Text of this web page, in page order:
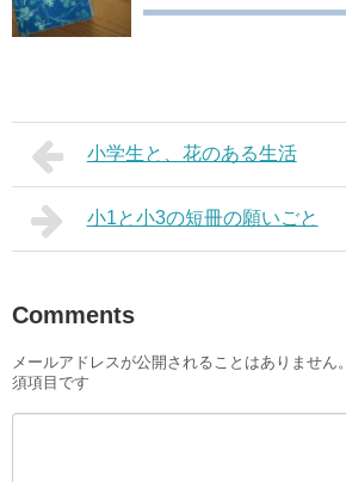
小学生と、花のある生活
小1と小3の短冊の願いごと
Comments
メールアドレスが公開されることはありません。
須項目です